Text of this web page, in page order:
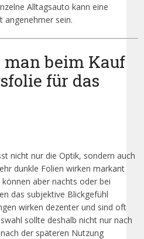
Alltagsauto kann eine
angenehmer sein.
man beim Kauf
für das
nicht nur die Optik, sondern auch
dunkle Folien wirken markant
aber nachts oder bei
das subjektive Blickgefühl
wirken dezenter und sind oft
sollte deshalb nicht nur nach
der späteren Nutzung